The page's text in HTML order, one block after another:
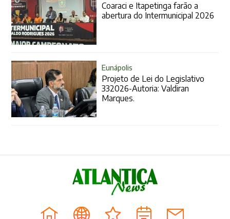
Coaraci e Itapetinga farão a
abertura do Intermunicipal 2026
Eunápolis
Projeto de Lei do Legislativo
332026-Autoria: Valdiran
Marques.